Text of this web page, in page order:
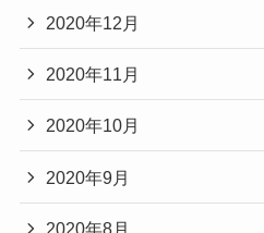
2020年12月
2020年11月
2020年10月
2020年9月
2020年8月